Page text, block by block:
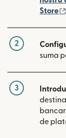
Store
2
suma
3
de